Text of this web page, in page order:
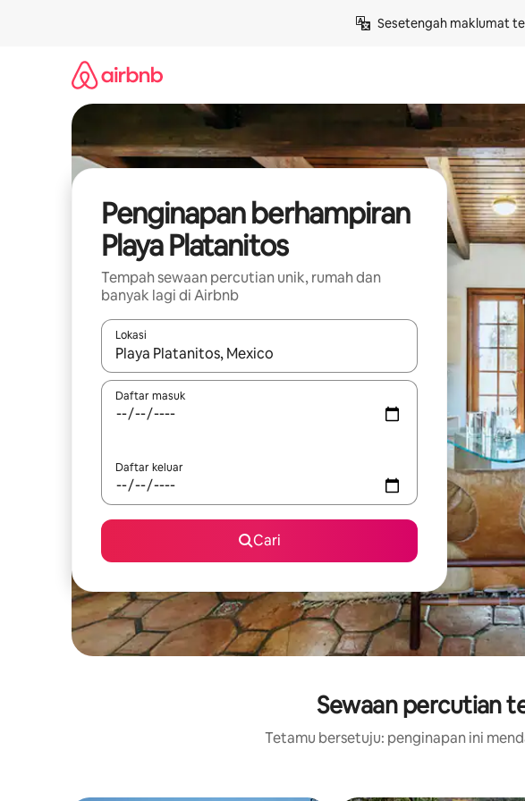
Sesetengah maklumat
Penginapan berhampiran
Playa Platanitos
Tempah sewaan percutian unik, rumah dan
banyak lagi di Airbnb
Lokasi
Apabila hasil tersedia, navigasi dengan kekunci anak panah atas dan
Daftar masuk
Daftar keluar
Cari
Sewaan percutian
Tetamu bersetuju: penginapan ini